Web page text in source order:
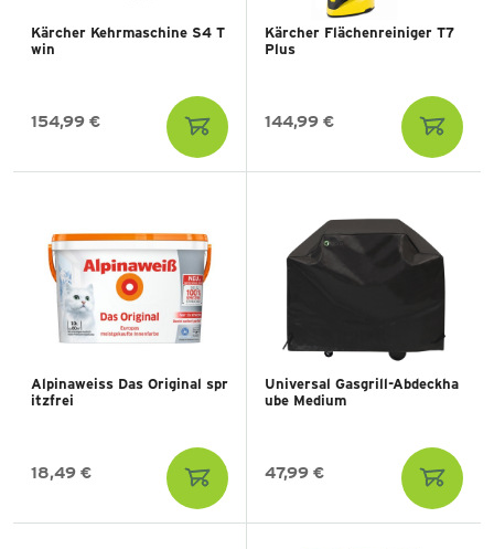
Kärcher Kehrmaschine S4 T
win
154,99 €
Kärcher Flächenreiniger T7
Plus
144,99 €
Alpinaweiss Das Original spr
itzfrei
18,49 €
Universal Gasgrill-Abdeckha
ube Medium
47,99 €